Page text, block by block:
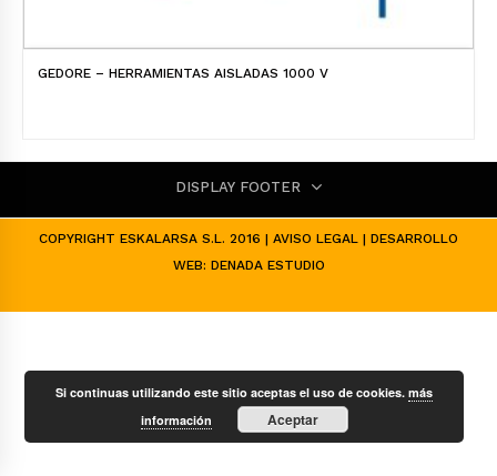
GEDORE – HERRAMIENTAS AISLADAS 1000 V
DISPLAY FOOTER
COPYRIGHT ESKALARSA S.L. 2016 | AVISO LEGAL | DESARROLLO
WEB: DENADA ESTUDIO
Si continuas utilizando este sitio aceptas el uso de cookies.más
información
Aceptar